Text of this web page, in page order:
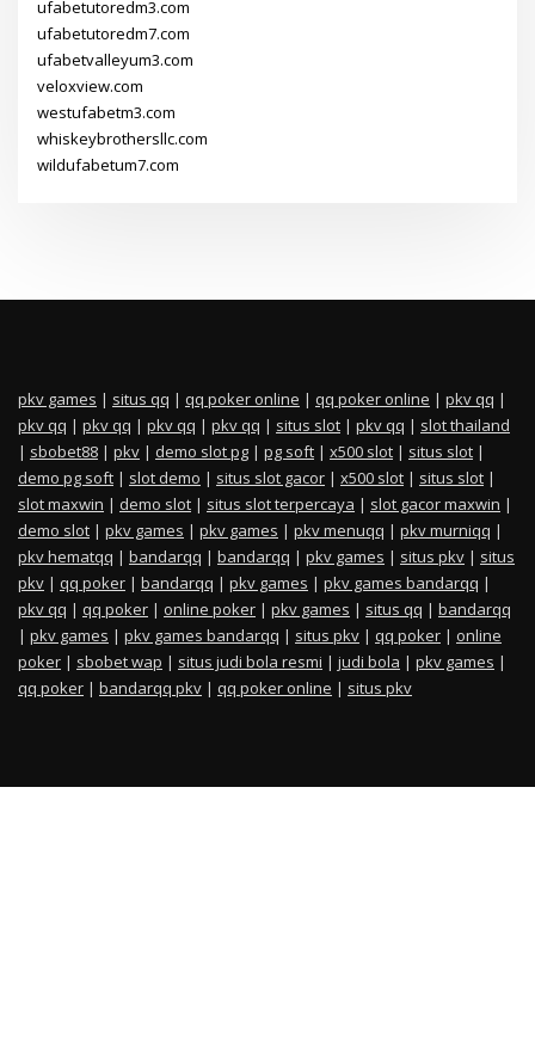
ufabetutoredm3.com
ufabetutoredm7.com
ufabetvalleyum3.com
veloxview.com
westufabetm3.com
whiskeybrothersllc.com
wildufabetum7.com
pkv games | situs qq | qq poker online | qq poker online | pkv qq |
pkv qq | pkv qq | pkv qq | pkv qq | situs slot | pkv qq | slot thailand
| sbobet88 | pkv | demo slot pg | pg soft | x500 slot | situs slot |
demo pg soft | slot demo | situs slot gacor | x500 slot | situs slot |
slot maxwin | demo slot | situs slot terpercaya | slot gacor maxwin |
demo slot | pkv games | pkv games | pkv menuqq | pkv murniqq |
pkv hematqq | bandarqq | bandarqq | pkv games | situs pkv | situs
pkv | qq poker | bandarqq | pkv games | pkv games bandarqq |
pkv qq | qq poker | online poker | pkv games | situs qq | bandarqq
| pkv games | pkv games bandarqq | situs pkv | qq poker | online
poker | sbobet wap | situs judi bola resmi | judi bola | pkv games |
qq poker | bandarqq pkv | qq poker online | situs pkv